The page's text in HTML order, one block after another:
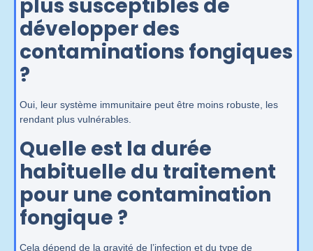
plus susceptibles de
développer des
contaminations fongiques
?
Oui, leur système immunitaire peut être moins robuste, les
rendant plus vulnérables.
Quelle est la durée
habituelle du traitement
pour une contamination
fongique ?
Cela dépend de la gravité de l’infection et du type de